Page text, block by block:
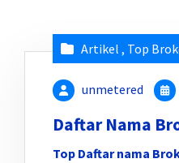
Artikel , Top
unmetered
Daftar Nama
Top Daftar nama